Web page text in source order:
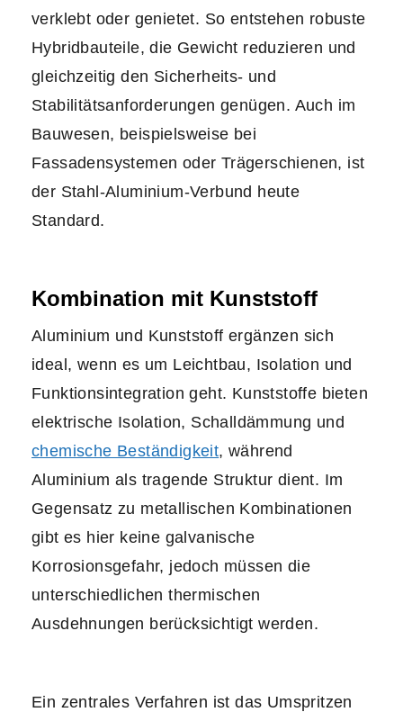
verklebt oder genietet. So entstehen robuste
Hybridbauteile, die Gewicht reduzieren und
gleichzeitig den Sicherheits- und
Stabilitätsanforderungen genügen. Auch im
Bauwesen, beispielsweise bei
Fassadensystemen oder Trägerschienen, ist
der Stahl-Aluminium-Verbund heute
Standard.
Kombination mit Kunststoff
Aluminium und Kunststoff ergänzen sich
ideal, wenn es um Leichtbau, Isolation und
Funktionsintegration geht. Kunststoffe bieten
elektrische Isolation, Schalldämmung und
chemische Beständigkeit, während
Aluminium als tragende Struktur dient. Im
Gegensatz zu metallischen Kombinationen
gibt es hier keine galvanische
Korrosionsgefahr, jedoch müssen die
unterschiedlichen thermischen
Ausdehnungen berücksichtigt werden.
Ein zentrales Verfahren ist das Umspritzen